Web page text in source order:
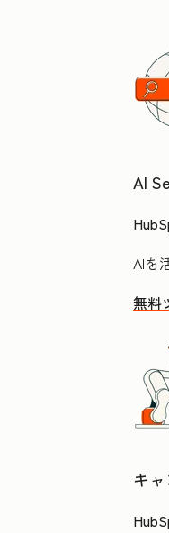
AI
AIを
無料
キ